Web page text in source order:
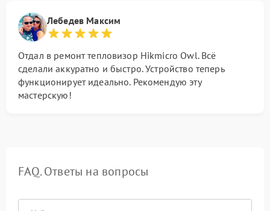
Лебедев Максим
Отдал в ремонт тепловизор Hikmicro Owl. Всё
сделали аккуратно и быстро. Устройство теперь
функционирует идеально. Рекомендую эту
мастерскую!
FAQ. Ответы на вопросы